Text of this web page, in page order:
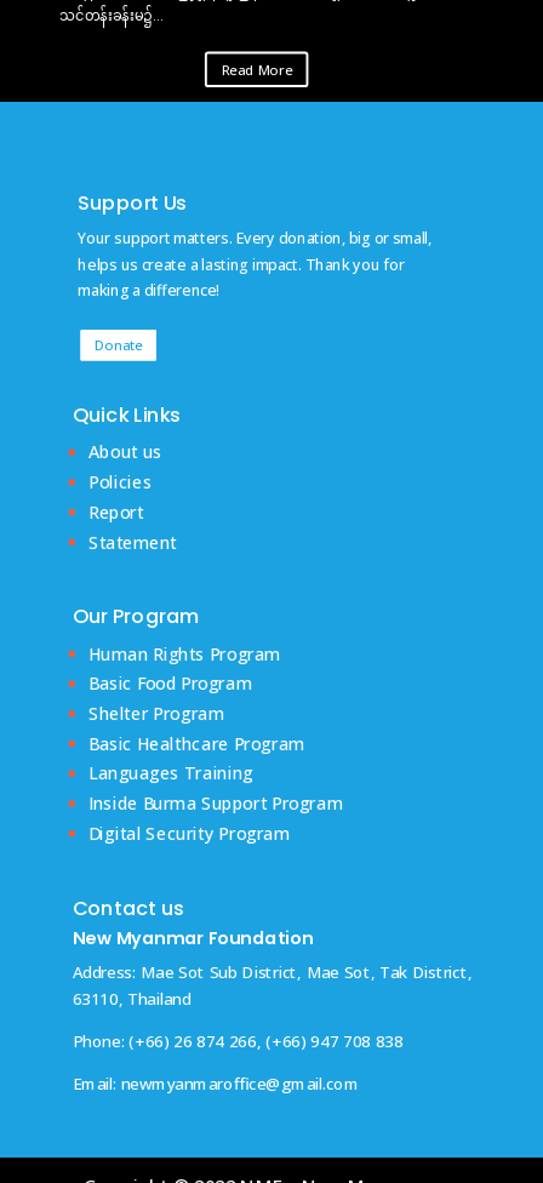
သင်တန်းခန်းမ၌...
Read More
Support Us
Your support matters. Every donation, big or small,
helps us create a lasting impact. Thank you for
making a difference!
Donate
Quick Links
About us
Policies
Report
Statement
Our Program
Human Rights Program
Basic Food Program
Shelter Program
Basic Healthcare Program
Languages Training
Inside Burma Support Program
Digital Security Program
Contact us
New Myanmar Foundation
Address: Mae Sot Sub District, Mae Sot, Tak District,
63110, Thailand
Phone: (+66) 26 874 266, (+66) 947 708 838
Email: newmyanmaroffice@gmail.com